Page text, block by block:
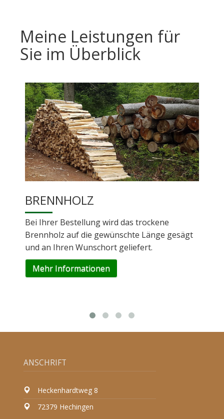
Meine Leistungen für
Sie im Überblick
Ihrer Bestellung wird das trockene
auf die gewünschte Länge gesägt
an Ihren Wunschort geliefert.
Mehr Informationen
oder
ANSCHRIFT
Heckenhardtweg 8
72379 Hechingen